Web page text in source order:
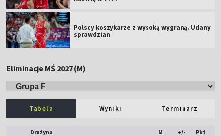
Polscy koszykarze z wysoką wygraną. Udany
sprawdzian
Eliminacje MŚ 2027 (M)
Tabela Wyniki Terminarz
Drużyna M +/- Pkt